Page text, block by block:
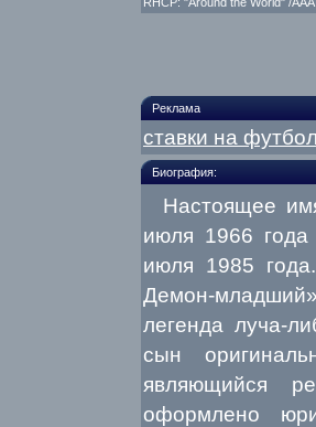
Реклама
ставки на
Биография:
Настоящее
июля 1966
июля 1985
Демон-
легенда луча-
сын
являющийся
оформлено